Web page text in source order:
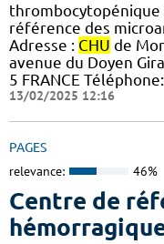
thrombocytopénique
référence des
Adresse : CHU de
avenue du Doyen
5 FRANCE Téléphone:
13/02/2025 12:16
PAGES
relevance: 46%
Centre de